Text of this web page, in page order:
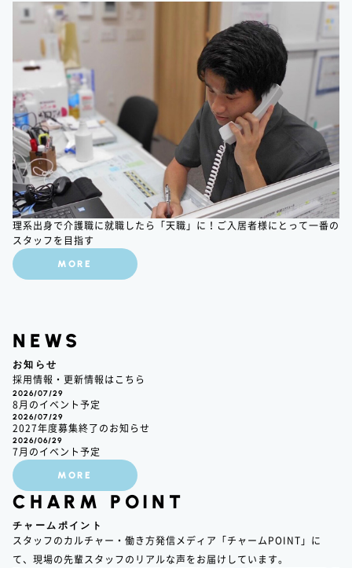
理系出身で介護職に就職したら「天職」に！ご入居者様にとって一番の
スタッフを目指す
MORE
NEWS
お知らせ
採用情報・更新情報はこちら
2026/07/29
8月のイベント予定
2026/07/29
2027年度募集終了のお知らせ
2026/06/29
7月のイベント予定
MORE
CHARM POINT
チャームポイント
スタッフのカルチャー・働き方発信メディア「チャームPOINT」に
て、現場の先輩スタッフのリアルな声をお届けしています。